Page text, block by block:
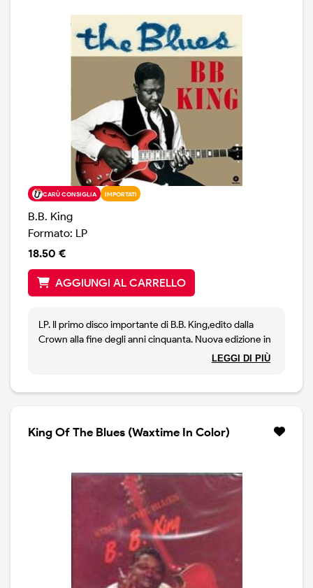
CARÙ CONSIGLIA IMPORTATI
B.B. King
Formato: LP
18.50 €
AGGIUNGI AL CARRELLO
LP. Il primo disco importante di B.B. King,edito dalla
Crown alla fine degli anni cinquanta. Nuova edizione in
vinile, 180 grammi, traslucent blue vinyl. Contiene il
LEGGI DI PIÙ
King Of The Blues (Waxtime In Color)